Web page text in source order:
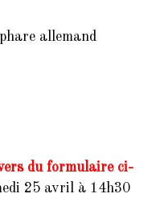
du formulaire ci-
25 avril à 14h30